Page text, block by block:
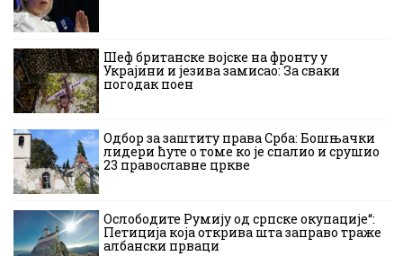
Шеф британске војске на фронту у
Украјини и језива замисао: За сваки
погодак поен
Одбор за заштиту права Срба: Бошњачки
лидери ћуте о томе ко је спалио и срушио
23 православне цркве
Ослободите Румију од српске окупације“:
Петиција која открива шта заправо траже
албански прваци